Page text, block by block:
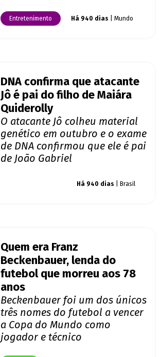
Entretenimento Há 940 dias | Mundo
DNA confirma que atacante
Jô é pai do filho de Maiára
Quiderolly
O atacante Jô colheu material
genético em outubro e o exame
de DNA confirmou que ele é pai
de João Gabriel
Há 940 dias | Brasil
Quem era Franz
Beckenbauer, lenda do
futebol que morreu aos 78
anos
Beckenbauer foi um dos únicos
três nomes do futebol a vencer
a Copa do Mundo como
jogador e técnico